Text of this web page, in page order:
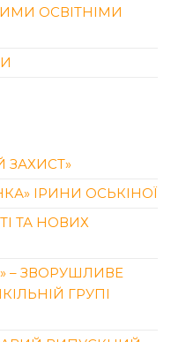
ОСВІТНІМИ
ЗАХИСТ»
ІРИНИ ОСЬКІНОЇ
ТА НОВИХ
– ЗВОРУШЛИВЕ
ГРУПІ